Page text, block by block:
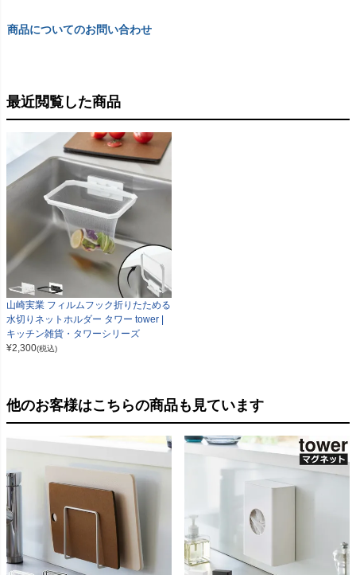
商品についてのお問い合わせ
最近閲覧した商品
山崎実業 フィルムフック折りたためる
水切りネットホルダー タワー tower |
キッチン雑貨・タワーシリーズ
¥2,300(税込)
他のお客様はこちらの商品も見ています